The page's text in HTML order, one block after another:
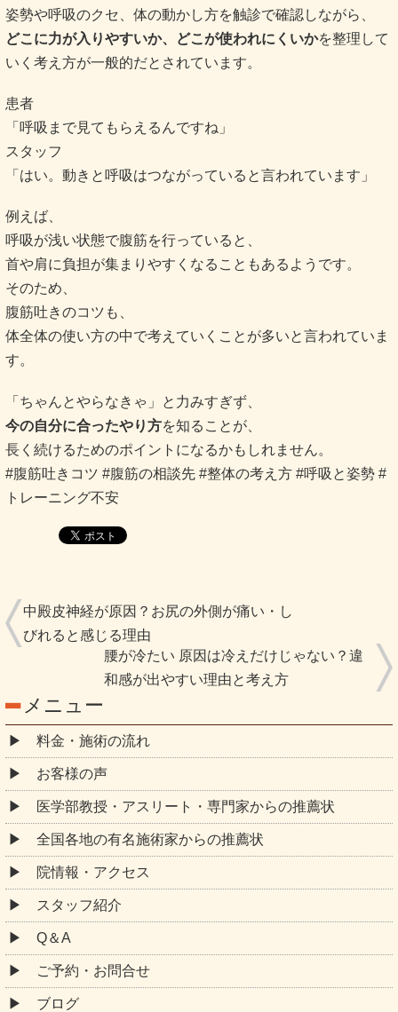
姿勢や呼吸のクセ、体の動かし方を触診で確認しながら、
どこに力が入りやすいか、どこが使われにくいかを整理して
いく考え方が一般的だとされています。
患者
「呼吸まで見てもらえるんですね」
スタッフ
「はい。動きと呼吸はつながっていると言われています」
例えば、
呼吸が浅い状態で腹筋を行っていると、
首や肩に負担が集まりやすくなることもあるようです。
そのため、
腹筋吐きのコツも、
体全体の使い方の中で考えていくことが多いと言われていま
す。
「ちゃんとやらなきゃ」と力みすぎず、
今の自分に合ったやり方を知ることが、
長く続けるためのポイントになるかもしれません。
#腹筋吐きコツ #腹筋の相談先 #整体の考え方 #呼吸と姿勢 #
トレーニング不安
中殿皮神経が原因？お尻の外側が痛い・し
びれると感じる理由
腰が冷たい 原因は冷えだけじゃない？違
和感が出やすい理由と考え方
メニュー
料金・施術の流れ
お客様の声
医学部教授・アスリート・専門家からの推薦状
全国各地の有名施術家からの推薦状
院情報・アクセス
スタッフ紹介
Q＆A
ご予約・お問合せ
ブログ